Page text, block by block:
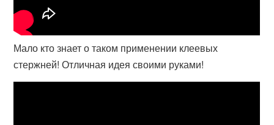
Мало кто знает о таком применении клеевых
стержней! Отличная идея своими руками!